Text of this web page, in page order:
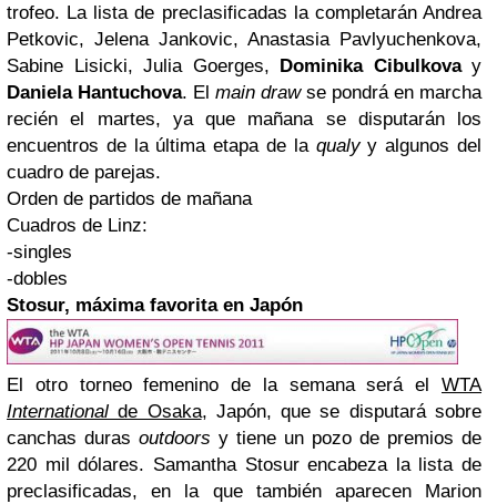
trofeo. La lista de preclasificadas la completarán Andrea
Petkovic, Jelena Jankovic, Anastasia Pavlyuchenkova,
Sabine Lisicki, Julia Goerges, Dominika Cibulkovay
Daniela Hantuchova. El main drawse pondrá en marcha
recién el martes, ya que mañana se disputarán los
encuentros de la última etapa de la qualyy algunos del
cuadro de parejas.
Orden de partidos de mañana
Cuadros de Linz:
-singles
-dobles
Stosur, máxima favorita en Japón
El otro torneo femenino de la semana será el WTA
International de Osaka, Japón, que se disputará sobre
canchas duras outdoors y tiene un pozo de premios de
220 mil dólares. Samantha Stosur encabeza la lista de
preclasificadas, en la que también aparecen Marion